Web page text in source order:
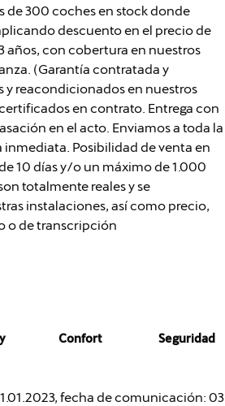
de 300 coches en stock donde
descuento en el precio de
años, con cobertura en nuestros
(Garantía contratada y
y reacondicionados en nuestros
en contrato. Entrega con
en el acto. Enviamos a toda la
Posibilidad de venta en
10 días y/o un máximo de 1.000
totalmente reales y se
instalaciones, así como precio,
o de transcripción
fecha de comunicación: 03
Confort Seguridad